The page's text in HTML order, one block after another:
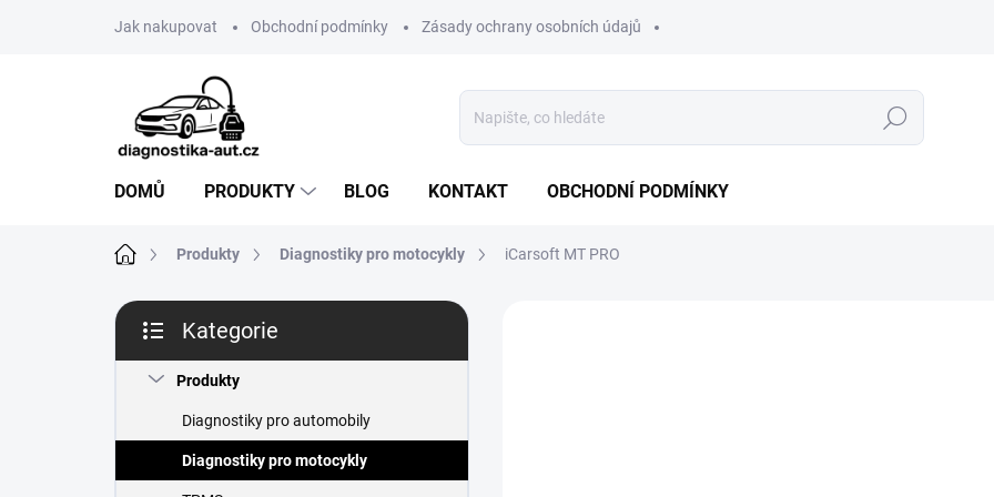
Jak nakupovat Obchodní podmínky Zásady ochrany osobních údajů
Hledat
DOMŮ PRODUKTY BLOG KONTAKT OBCHODNÍ PODMÍNKY
Domů Produkty Diagnostiky pro motocykly iCarsoft MT PRO
P
s
a
n
kategorie
Kategorie
Produkty
Diagnostiky pro automobily
Diagnostiky pro motocykly